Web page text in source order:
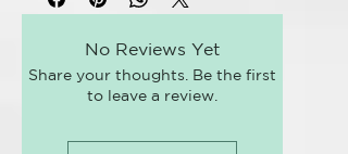
elasticidad al cabello fino. Protege
de la humedad, aporta brillo e
hidrata, dejando el cabello suave,
volumen.
No Reviews Yet
Share your thoughts. Be the first
to leave a review.